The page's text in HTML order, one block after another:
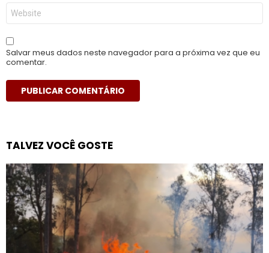
Site
Salvar meus dados neste navegador para a próxima vez que eu
comentar.
TALVEZ VOCÊ GOSTE